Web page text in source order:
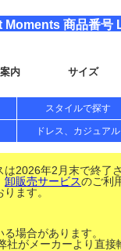
Moments 商品番号
内 サイズ
スタイルで探す
ドレス、カジュアル
2026年2月末で終了
卸販売サービスのご利
ます。
場合があります。
社がメーカーより直